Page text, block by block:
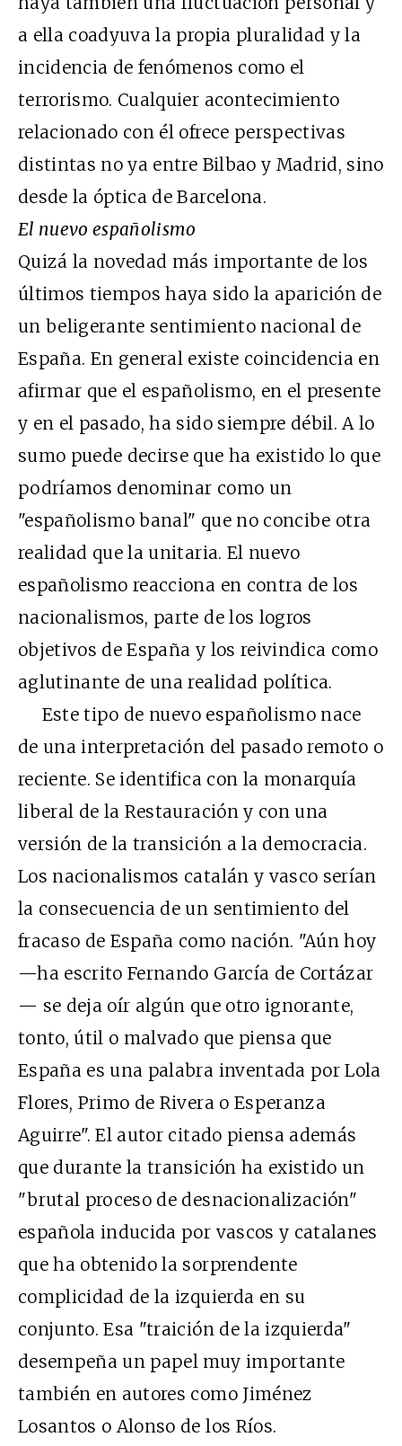
a ella coadyuva la propia pluralidad y la
incidencia de fenómenos como el
terrorismo. Cualquier acontecimiento
relacionado con él ofrece perspectivas
distintas no ya entre Bilbao y Madrid, sino
desde la óptica de Barcelona.
El nuevo españolismo
Quizá la novedad más importante de los
últimos tiempos haya sido la aparición de
un beligerante sentimiento nacional de
España. En general existe coincidencia en
afirmar que el españolismo, en el presente
y en el pasado, ha sido siempre débil. A lo
sumo puede decirse que ha existido lo que
podríamos denominar como un
"españolismo banal" que no concibe otra
realidad que la unitaria. El nuevo
españolismo reacciona en contra de los
nacionalismos, parte de los logros
objetivos de España y los reivindica como
aglutinante de una realidad política.
Este tipo de nuevo españolismo nace
de una interpretación del pasado remoto o
reciente. Se identifica con la monarquía
liberal de la Restauración y con una
versión de la transición a la democracia.
Los nacionalismos catalán y vasco serían
la consecuencia de un sentimiento del
fracaso de España como nación. "Aún hoy
—ha escrito Fernando García de Cortázar
— se deja oír algún que otro ignorante,
tonto, útil o malvado que piensa que
España es una palabra inventada por Lola
Flores, Primo de Rivera o Esperanza
Aguirre". El autor citado piensa además
que durante la transición ha existido un
"brutal proceso de desnacionalización"
española inducida por vascos y catalanes
que ha obtenido la sorprendente
complicidad de la izquierda en su
conjunto. Esa "traición de la izquierda"
desempeña un papel muy importante
también en autores como Jiménez
Losantos o Alonso de los Ríos.